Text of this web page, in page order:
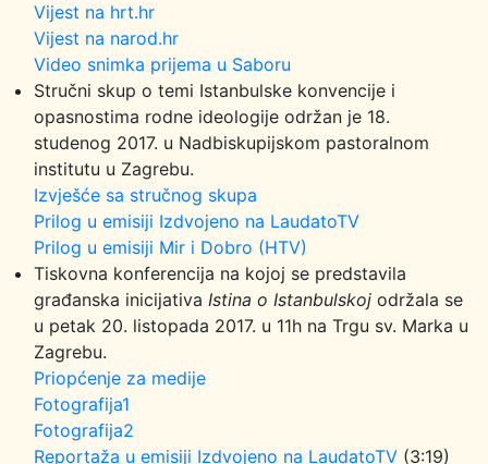
Vijest na hrt.hr
Vijest na narod.hr
Video snimka prijema u Saboru
Stručni skup o temi Istanbulske konvencije i
opasnostima rodne ideologije održan je 18.
studenog 2017. u Nadbiskupijskom pastoralnom
institutu u Zagrebu.
Izvješće sa stručnog skupa
Prilog u emisiji Izdvojeno na LaudatoTV
Prilog u emisiji Mir i Dobro (HTV)
Tiskovna konferencija na kojoj se predstavila
građanska inicijativa Istina o Istanbulskoj održala se
u petak 20. listopada 2017. u 11h na Trgu sv. Marka u
Zagrebu.
Priopćenje za medije
Fotografija1
Fotografija2
Reportaža u emisiji Izdvojeno na LaudatoTV (3:19)